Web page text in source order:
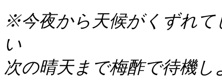
※今夜から天候がくずれて
い
次の晴天まで梅酢で待機